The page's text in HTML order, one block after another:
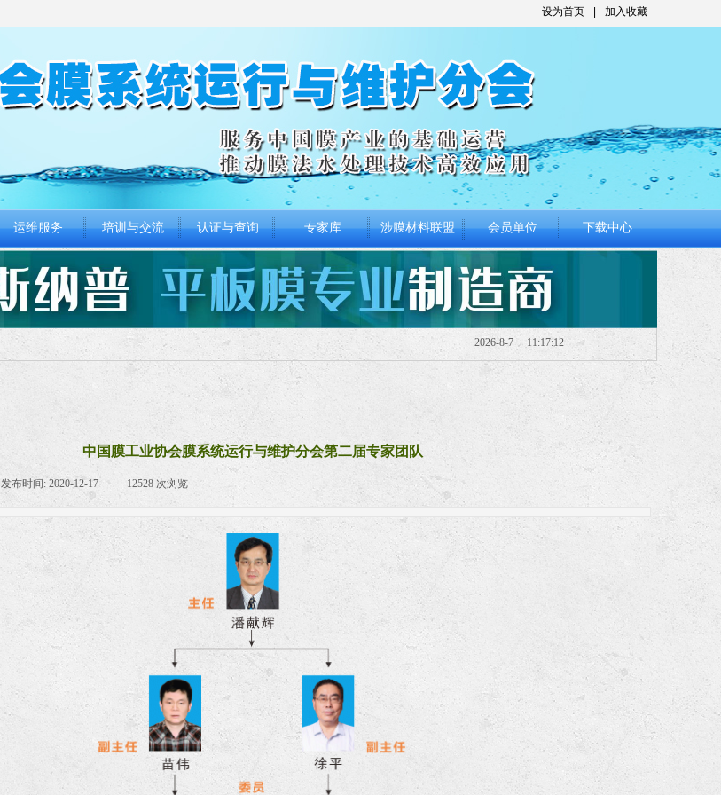
设为首页 加入收藏
运维服务 培训与交流 认证与查询 专家库 涉膜材料联盟 会员单位 下载中心
运维服务 培训与交流 认证与查询 专家库 涉膜材料联盟 会员单位 下载中心
2026-8-7 11:17:13
中国膜工业协会膜系统运行与维护分会第二届专家团队
发布时间: 2020-12-17 12528 次浏览